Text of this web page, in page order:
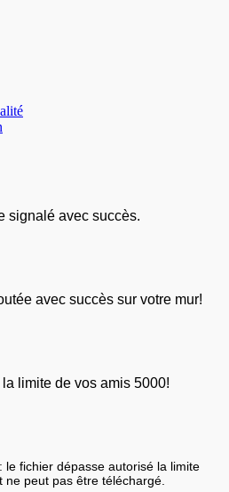
signalé avec succès.
avec succès sur votre mur!
limite de vos amis 5000!
le fichier dépasse autorisé la limite
peut pas être téléchargé.